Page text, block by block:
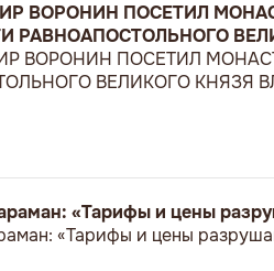
ВОРОНИН ПОСЕТИЛ
РАВНОАПОСТОЛЬНОГО
ВОРОНИН ПОСЕТИЛ
ВЕЛИКОГО КНЯЗЯ
«Тарифы и цены
«Тарифы и цены